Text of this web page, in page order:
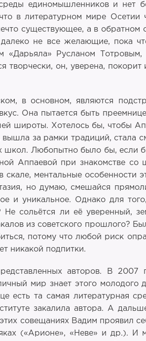
единомышленников и нет
в литературном мире Осетии
существующее, а в обратном
не все желающие, пока
«Дарьяла» Русланом
творчески, он, уверена, покорит
в основном, являются
Она пытается быть
широты. Хотелось бы, чтобы
за рамки традиций, стала
школ. Любопытно было бы, если
Аппаевой при знакомстве со
ментальные особенности
но думаю, смешайся
и уникальное. Однако для
сольётся ли её уверенный,
из советского прошлого?
потому что любой риск
никакой подпитки.
авторов. В 2007
мир знает этого молодого
есть та самая литературная
закалила автора. А
совещаниях Вадим проявил
(«Арионе», «Неве» и др.). И